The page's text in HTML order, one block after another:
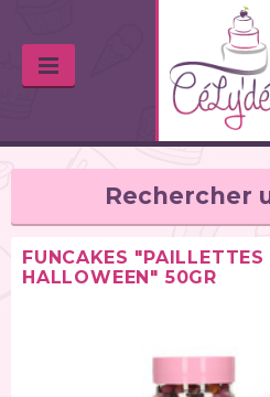
Rechercher
FUNCAKES "PAILLETTES
HALLOWEEN" 50GR